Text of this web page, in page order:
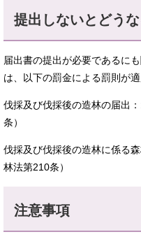
提出しないとどうな
届出書の提出が必要であるに
は、以下の罰金による罰則が
伐採及び伐採後の造林の届出
条）
伐採及び伐採後の造林に係る
林法第210条）
注意事項